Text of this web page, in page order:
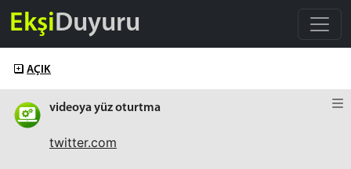
EkşiDuyuru
AÇIK
videoya yüz oturtma
twitter.com